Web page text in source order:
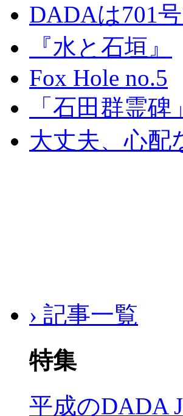
DADAは701
『水と石垣』
Fox Hole no.5
「石田群霊
大丈夫、心配
› 記事一覧
特集
平成のDADA